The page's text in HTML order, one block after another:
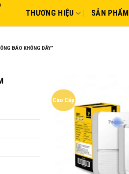
THƯƠNG HIỆU SẢN PHẨM
BÁO KHÔNG DÂY”
Cao Cấp